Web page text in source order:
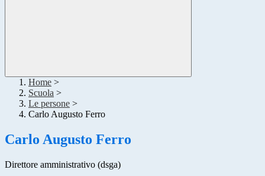
Home >
Scuola >
Le persone >
Carlo Augusto Ferro
Carlo Augusto Ferro
Direttore amministrativo (dsga)